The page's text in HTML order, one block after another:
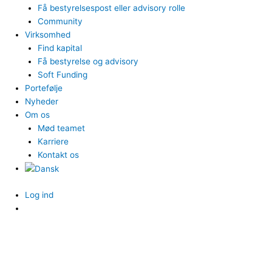
Få bestyrelsespost eller advisory rolle
Community
Virksomhed
Find kapital
Få bestyrelse og advisory
Soft Funding
Portefølje
Nyheder
Om os
Mød teamet
Karriere
Kontakt os
Log ind